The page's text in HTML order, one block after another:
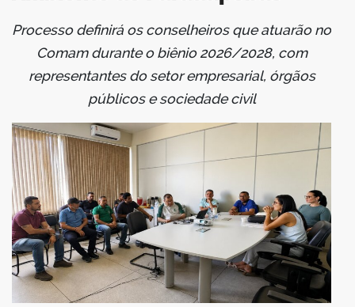
Processo definirá os conselheiros que atuarão no
Comam durante o biênio 2026/2028, com
representantes do setor empresarial, órgãos
públicos e sociedade civil